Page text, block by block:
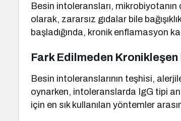
Besin intoleransları, mikrobiyotanın
olarak, zararsız gıdalar bile
başladığında, kronik enflamasyon
Fark Edilmeden Kronikleşen
Besin intoleranslarının teşhisi,
oynarken, intoleranslarda IgG tipi
için en sık kullanılan yöntemler